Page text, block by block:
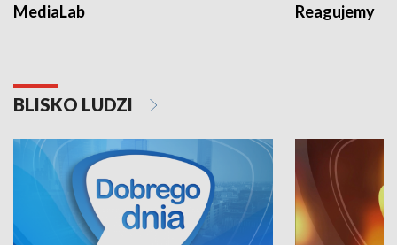
MediaLab Reagujemy
BLISKO LUDZI